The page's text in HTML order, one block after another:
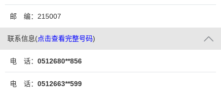
邮 编：215007
联系信息(点击查看完整号码)
电 话： 0512680**856
电 话： 0512663**599